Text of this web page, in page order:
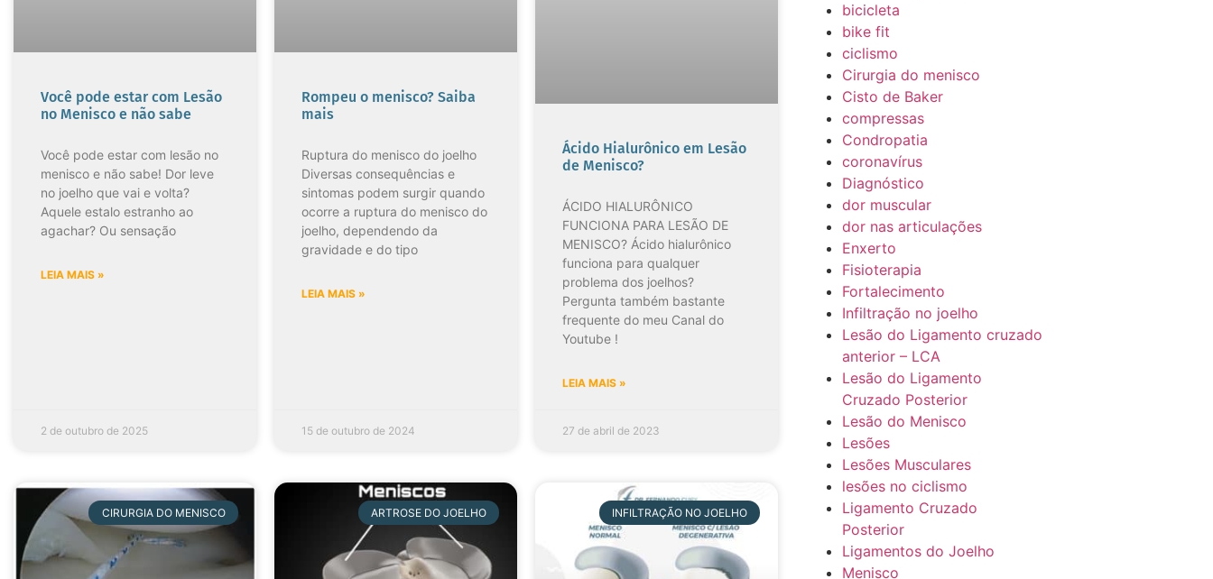
Você pode estar com Lesão
no Menisco e não sabe
Você pode estar com lesão no
menisco e não sabe! Dor leve
no joelho que vai e volta?
Aquele estalo estranho ao
agachar? Ou sensação
LEIA MAIS »
2 de outubro de 2025
Rompeu o menisco? Saiba
mais
Ruptura do menisco do joelho
Diversas consequências e
sintomas podem surgir quando
ocorre a ruptura do menisco do
joelho, dependendo da
gravidade e do tipo
LEIA MAIS »
15 de outubro de 2024
Ácido Hialurônico em Lesão
de Menisco?
ÁCIDO HIALURÔNICO
FUNCIONA PARA LESÃO DE
MENISCO? Ácido hialurônico
funciona para qualquer
problema dos joelhos?
Pergunta também bastante
frequente do meu Canal do
Youtube !
LEIA MAIS »
27 de abril de 2023
CIRURGIA DO MENISCO ARTROSE DO JOELHO INFILTRAÇÃO NO JOELHO
bicicleta
bike fit
ciclismo
Cirurgia do menisco
Cisto de Baker
compressas
Condropatia
coronavírus
Diagnóstico
dor muscular
dor nas articulações
Enxerto
Fisioterapia
Fortalecimento
Infiltração no joelho
Lesão do Ligamento cruzado
anterior – LCA
Lesão do Ligamento
Cruzado Posterior
Lesão do Menisco
Lesões
Lesões Musculares
lesões no ciclismo
Ligamento Cruzado
Posterior
Ligamentos do Joelho
Menisco